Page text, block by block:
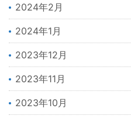
2024年2月
2024年1月
2023年12月
2023年11月
2023年10月